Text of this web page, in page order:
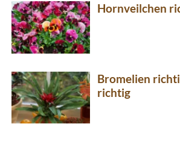
Hornveilchen
Bromelien
richtig